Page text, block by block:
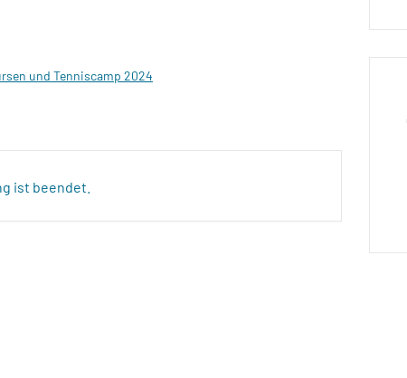
und Tenniscamp 2024
ist beendet.